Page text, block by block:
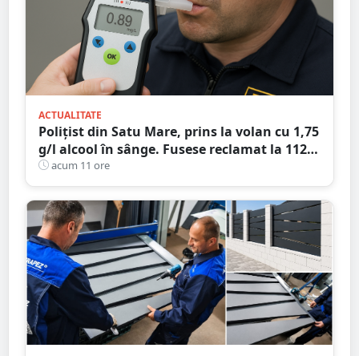
ACTUALITATE
Polițist din Satu Mare, prins la volan cu 1,75
g/l alcool în sânge. Fusese reclamat la 112
că circula pe contrasens
acum 11 ore